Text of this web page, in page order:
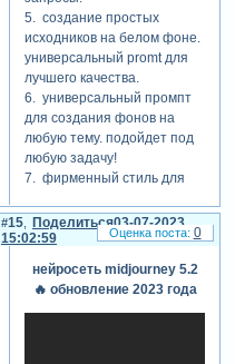
5. создание простых
исходников на белом фоне.
универсальный promt для
лучшего качества.
6. универсальный промпт
для создания фонов на
любую тему. подойдет под
любую задачу!
7. фирменный стиль для
как взять референс и
докрутить под задачу.
photoshop (beta).
Поделиться
15
03-07-2023
15:02:59
нейросеть midjourney 5.2
🔥 обновление 2023 года
0